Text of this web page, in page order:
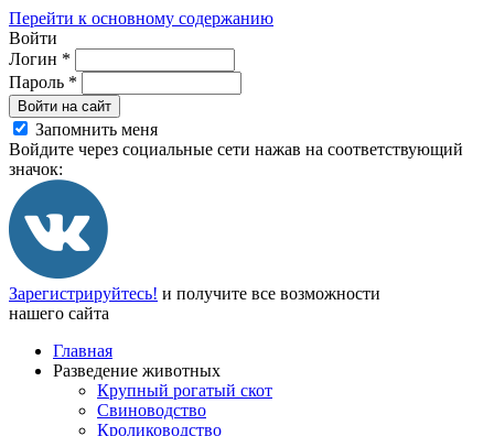
Перейти к основному содержанию
Войти
Логин *
Пароль *
Войти на сайт
Запомнить меня
Войдите через социальные сети нажав на соответствующий
значок:
Зарегистрируйтесь! и получите все возможности
нашего сайта
Главная
Разведение животных
Крупный рогатый скот
Свиноводство
Кролиководство